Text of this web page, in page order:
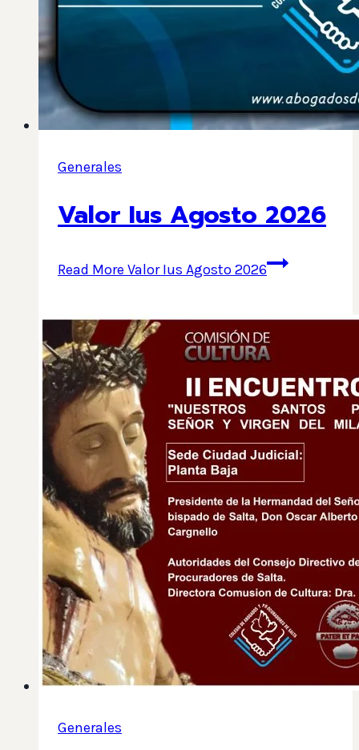
Generales
Valor Ius Agosto 2026
Read More Valor Ius Agosto 2026
Generales